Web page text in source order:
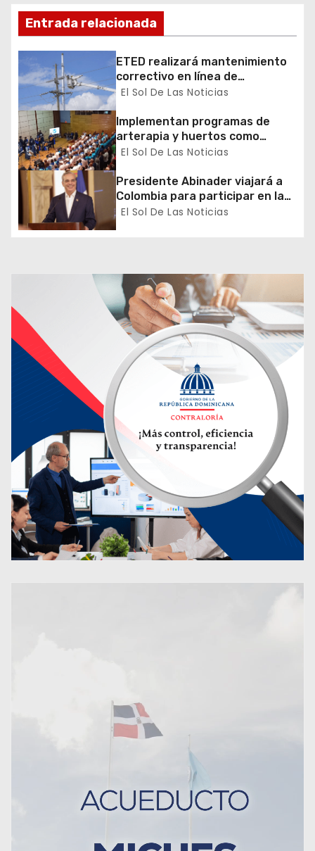
e
e
n
t
r
a
d
a
Entrada relacionada
ETED realizará mantenimiento
correctivo en línea de
transmisión de la región Sur
El Sol De Las Noticias
Implementan programas de
arterapia y huertos como
herramientas para la
social
El Sol De Las Noticias
Presidente Abinader viajará a
Colombia para participar en la
toma de posesión de Abelardo
de la Espriella
El Sol De Las Noticias